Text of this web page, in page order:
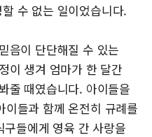
수 없는 일이었습니다.
음이 단단해질 수 있는
이 생겨 엄마가 한 달간
줄 때였습니다. 아이들을
들과 함께 온전히 규례를
들에게 영육 간 사랑을